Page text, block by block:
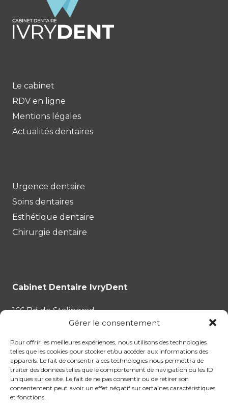
Gérer le consentement
Pour offrir les meilleures expériences, nous utilisons des technologies
telles que les cookies pour stocker et/ou accéder aux informations des
appareils. Le fait de consentir à ces technologies nous permettra de
traiter des données telles que le comportement de navigation ou les ID
uniques sur ce site. Le fait de ne pas consentir ou de retirer son
consentement peut avoir un effet négatif sur certaines caractéristiques
et fonctions.
Le cabinet
RDV en ligne
Mentions légales
Actualités dentaires
Urgence dentaire
Soins dentaires
Esthétique dentaire
Chirurgie dentaire
Cabinet Dentaire IvryDent
166 Bd de Stalingrad
94200 Ivry-sur-Seine
Tél :01.87.53.35.43
Chirurgie dentaire